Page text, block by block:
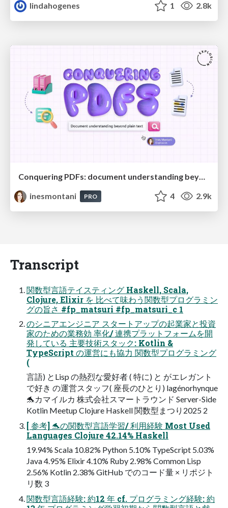
lindahogenes
1 2.8k
inesmontani
PRO 4 2.9k
Transcript
関数型言語テイスティング Haskell, Scala,
Clojure, Elixir を 比べて味わう関数型プログラミン
グの旨さ #fp_matsuri #fp_matsuri_c 1
のシニアエンジニア スタートアップの起業家と投資
家のための業務効 率化/ 連携プラットフォームを開
発している 主要技術スタック: Kotlin &
TypeScript の運営にも協力 関数型プログラミング
(
言語) とLisp の熱烈な愛好者 ( 特に) と がエレガント
で好き の運営スタッフ( 座長のひとり) lagénorhynque
🐬カマイルカ 株式会社スマートラウンド Server-Side
Kotlin Meetup Clojure Haskell 関数型まつり2025 2
[ 参考] 🐬の関数型言語学習/ 利用経験 Most Used
Languages Clojure 42.14% Haskell
19.94% Scala 10.82% Python 5.10% TypeScript 5.03%
Java 4.95% Elixir 4.10% Ruby 2.98% Common Lisp
2.56% Kotlin 2.38% GitHub でのコード量 × リポジト
リ数 3
関数型言語経験: 約12 年 cf. プログラミング経験: 約